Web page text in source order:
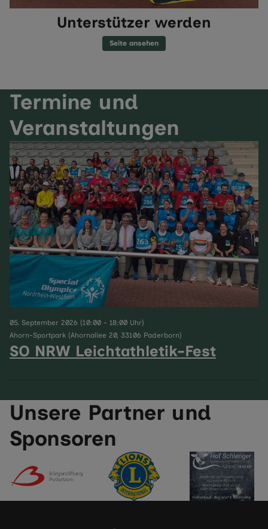
Unterstützer werden
Seite ansehen
Termine und
Veranstaltungen
05. September 2026 (10:00 - 18:00 Uhr)
Ahorn-Sportpark (Ahornallee 20, 33106 Paderborn)
SO NRW Leichtathletik-Fest
Unsere Partner und
Sponsoren